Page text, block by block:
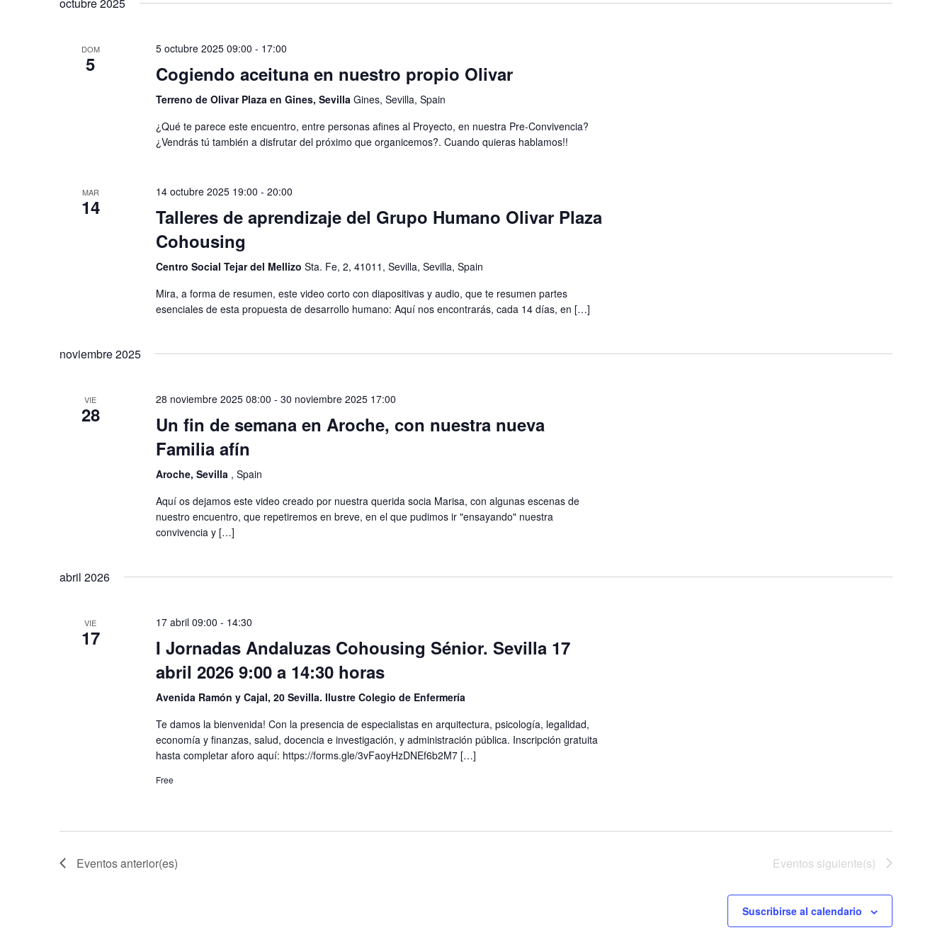
la
DOM
5
5 octubre 2025 09:00 - 17:00
Cogiendo aceituna en nuestro propio Olivar
Terreno de Olivar Plaza en Gines, Sevilla Gines, Sevilla, Spain
¿Qué te parece este encuentro, entre personas afines al Proyecto, en nuestra Pre-Convivencia?
¿Vendrás tú también a disfrutar del próximo que organicemos?. Cuando quieras hablamos!!
MAR
14
14 octubre 2025 19:00 - 20:00
Talleres de aprendizaje del Grupo Humano Olivar Plaza
Cohousing
Centro Social Tejar del Mellizo Sta. Fe, 2, 41011, Sevilla, Sevilla, Spain
Mira, a forma de resumen, este video corto con diapositivas y audio, que te resumen partes
esenciales de esta propuesta de desarrollo humano: Aquí nos encontrarás, cada 14 días, en […]
noviembre 2025
VIE
28
28 noviembre 2025 08:00 - 30 noviembre 2025 17:00
Un fin de semana en Aroche, con nuestra nueva
Familia afín
Aroche, Sevilla , Spain
Aquí os dejamos este video creado por nuestra querida socia Marisa, con algunas escenas de
nuestro encuentro, que repetiremos en breve, en el que pudimos ir "ensayando" nuestra
convivencia y […]
abril 2026
VIE
17
17 abril 09:00 - 14:30
I Jornadas Andaluzas Cohousing Sénior. Sevilla 17
abril 2026 9:00 a 14:30 horas
Avenida Ramón y Cajal, 20 Sevilla. Ilustre Colegio de Enfermería
Te damos la bienvenida! Con la presencia de especialistas en arquitectura, psicología, legalidad,
economía y finanzas, salud, docencia e investigación, y administración pública. Inscripción gratuita
hasta completar aforo aquí: https://forms.gle/3vFaoyHzDNEf6b2M7 […]
Free
Eventosanterior(es) Eventos siguiente(s)
Suscribirse al calendario